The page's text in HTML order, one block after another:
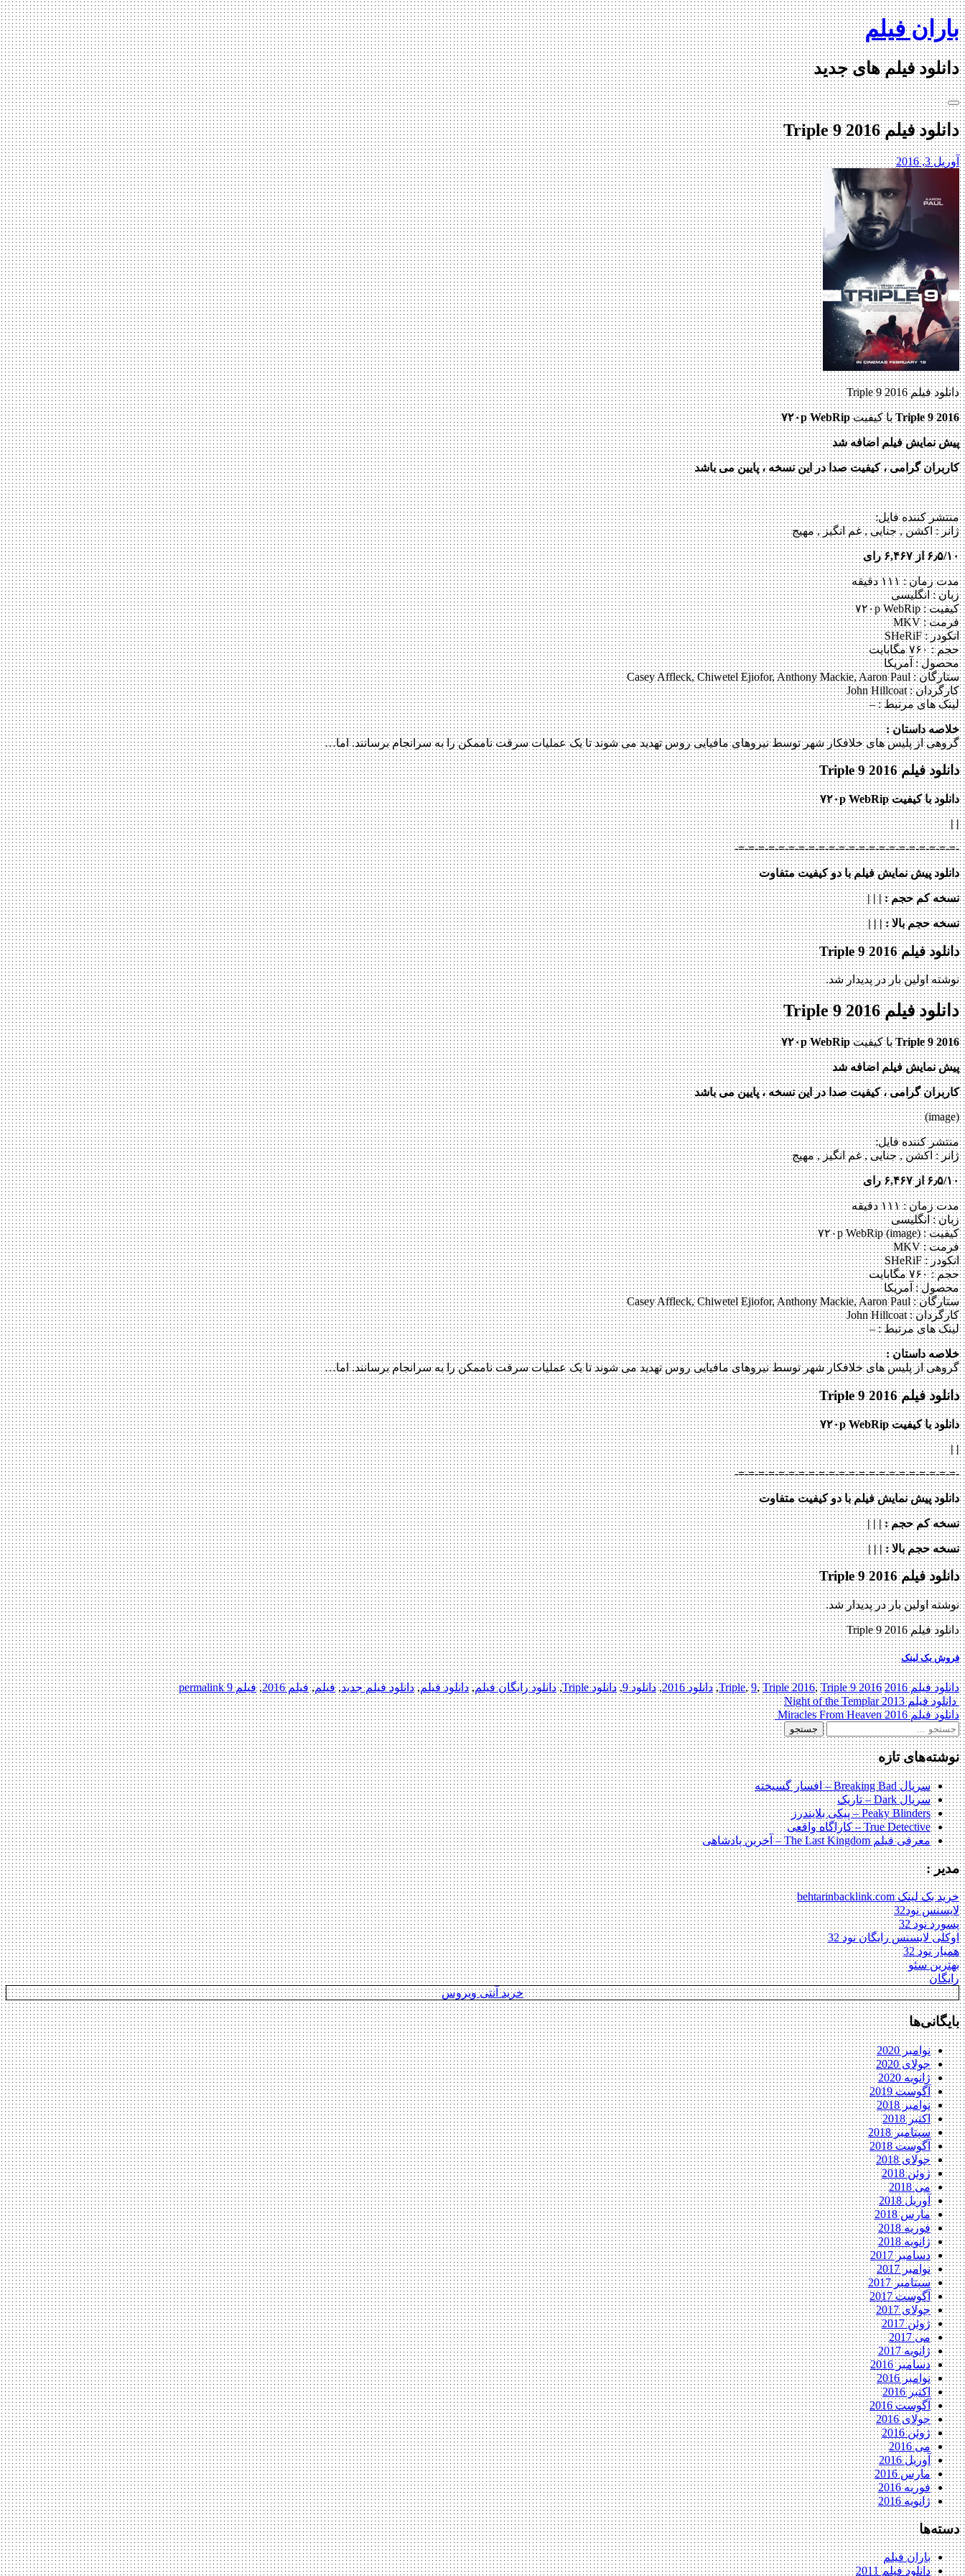
Skip
to
content
باران فیلم
دانلود فیلم های جدید
دانلود فیلم Triple 9 2016
آوریل 3, 2016
دانلود فیلم Triple 9 2016
Triple 9 2016 با کیفیت۷۲۰p WebRip
پیش نمایش فیلم اضافه شد
کاربران گرامی ، کیفیت صدا در این نسخه ، پایین می باشد
منتشر کننده فایل:
ژانر : اکشن , جنایی , غم انگیز , مهیج
۶٫۵/۱۰ از ۶,۴۶۷ رای
مدت زمان : ۱۱۱ دقیقه
زبان : انگلیسی
کیفیت : ۷۲۰p WebRip
فرمت : MKV
انکودر : SHeRiF
حجم : ۷۶۰ مگابایت
محصول : آمریکا
ستارگان : Casey Affleck, Chiwetel Ejiofor, Anthony Mackie, Aaron Paul
کارگردان : John Hillcoat
لینک های مرتبط :–
خلاصه داستان :
گروهی از پلیس های خلافکار شهر توسط نیروهای مافیایی روس تهدید می شوند تا یک عملیات سرقت ناممکن را به سرانجام برسانند. اما…
دانلود فیلم Triple 9 2016
دانلود با کیفیت ۷۲۰p WebRip
| |
-=-=-=-=-=-=-=-=-=-=-=-=-=-=-=-=-=-=-=-=-=-=-
دانلود پیش نمایش فیلم با دو کیفیت متفاوت
نسخه کم حجم : | | |
نسخه حجم بالا : | | |
دانلود فیلم Triple 9 2016
نوشته اولین بار در پدیدار شد.
دانلود فیلم Triple 9 2016
Triple 9 2016 با کیفیت۷۲۰p WebRip
پیش نمایش فیلم اضافه شد
کاربران گرامی ، کیفیت صدا در این نسخه ، پایین می باشد
(image)
منتشر کننده فایل:
ژانر : اکشن , جنایی , غم انگیز , مهیج
۶٫۵/۱۰ از ۶,۴۶۷ رای
مدت زمان : ۱۱۱ دقیقه
زبان : انگلیسی
کیفیت : ۷۲۰p WebRip (image)
فرمت : MKV
انکودر : SHeRiF
حجم : ۷۶۰ مگابایت
محصول : آمریکا
ستارگان : Casey Affleck, Chiwetel Ejiofor, Anthony Mackie, Aaron Paul
کارگردان : John Hillcoat
لینک های مرتبط :–
خلاصه داستان :
گروهی از پلیس های خلافکار شهر توسط نیروهای مافیایی روس تهدید می شوند تا یک عملیات سرقت ناممکن را به سرانجام برسانند. اما…
دانلود فیلم Triple 9 2016
دانلود با کیفیت ۷۲۰p WebRip
| |
-=-=-=-=-=-=-=-=-=-=-=-=-=-=-=-=-=-=-=-=-=-=-
دانلود پیش نمایش فیلم با دو کیفیت متفاوت
نسخه کم حجم : | | |
نسخه حجم بالا : | | |
دانلود فیلم Triple 9 2016
نوشته اولین بار در پدیدار شد.
دانلود فیلم Triple 9 2016
فروش بک لینک
دانلود فیلم 2016 2016 Triple
,9, Triple 2016,Triple 9
, دانلود 2016 ,دانلود 9 ,دانلود Triple ,دانلود رایگان فیلم, دانلود فیلم,دانلود فیلم جدید,فیلم,فیلم 2016 ,فیلم 9 permalink
Post
navigation
دانلود فیلم Night of the Templar 2013
دانلود فیلم Miracles From Heaven 2016
جستجو
برای:
نوشته‌های تازه
سریال Breaking Bad – افسار گسیخته
سریال Dark – تاریک
Peaky Blinders – پیکی بلایندرز
True Detective – کاراگاه واقعی
معرفی فیلم The Last Kingdom – آخرین پادشاهی
مدیر :
خرید بک لینک behtarinbacklink.com
لایسنس نود32
پسورد نود 32
اوکلی لایسنس رایگان نود 32
همیار نود 32
بهترین سئو
رایگان
خرید آنتی ویروس
بایگانی‌ها
نوامبر 2020
جولای 2020
ژانویه 2020
آگوست 2019
نوامبر 2018
اکتبر 2018
سپتامبر 2018
آگوست 2018
جولای 2018
ژوئن 2018
می 2018
آوریل 2018
مارس 2018
فوریه 2018
ژانویه 2018
دسامبر 2017
نوامبر 2017
سپتامبر 2017
آگوست 2017
جولای 2017
ژوئن 2017
می 2017
ژانویه 2017
دسامبر 2016
نوامبر 2016
اکتبر 2016
آگوست 2016
جولای 2016
ژوئن 2016
می 2016
آوریل 2016
مارس 2016
فوریه 2016
ژانویه 2016
دسته‌ها
باران فیلم
دانلود فیلم 2011